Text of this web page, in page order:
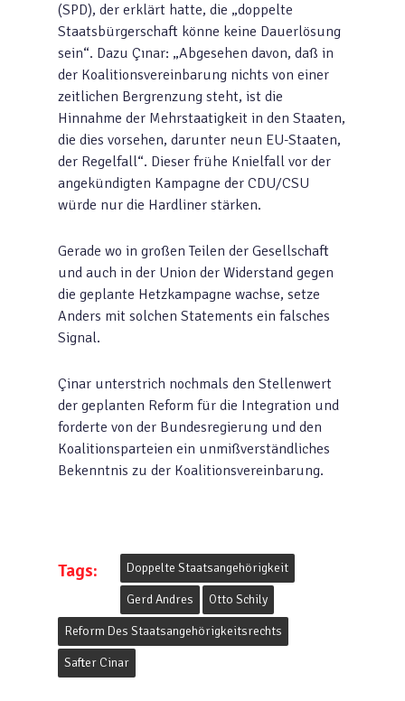
(SPD), der erklärt hatte, die „doppelte
Staatsbürgerschaft könne keine Dauerlösung
sein“. Dazu Çınar: „Abgesehen davon, daß in
der Koalitionsvereinbarung nichts von einer
zeitlichen Bergrenzung steht, ist die
Hinnahme der Mehrstaatigkeit in den Staaten,
die dies vorsehen, darunter neun EU-Staaten,
der Regelfall“. Dieser frühe Knielfall vor der
angekündigten Kampagne der CDU/CSU
würde nur die Hardliner stärken.
Gerade wo in großen Teilen der Gesellschaft
und auch in der Union der Widerstand gegen
die geplante Hetzkampagne wachse, setze
Anders mit solchen Statements ein falsches
Signal.
Çinar unterstrich nochmals den Stellenwert
der geplanten Reform für die Integration und
forderte von der Bundesregierung und den
Koalitionsparteien ein unmißverständliches
Bekenntnis zu der Koalitionsvereinbarung.
Tags: Doppelte Staatsangehörigkeit
Gerd Andres Otto Schily
Reform Des Staatsangehörigkeitsrechts
Safter Cinar